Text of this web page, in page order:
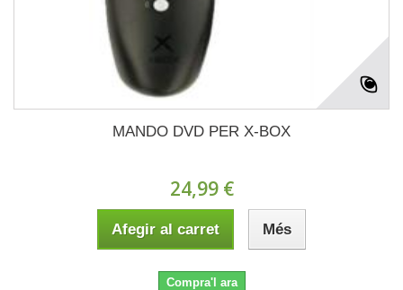
MANDO DVD PER X-BOX
24,99 €
Afegir al carret Més
Compra'l ara